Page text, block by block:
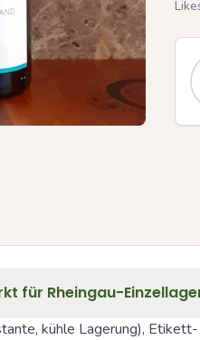
für Rheingau-
kühle Lagerung),